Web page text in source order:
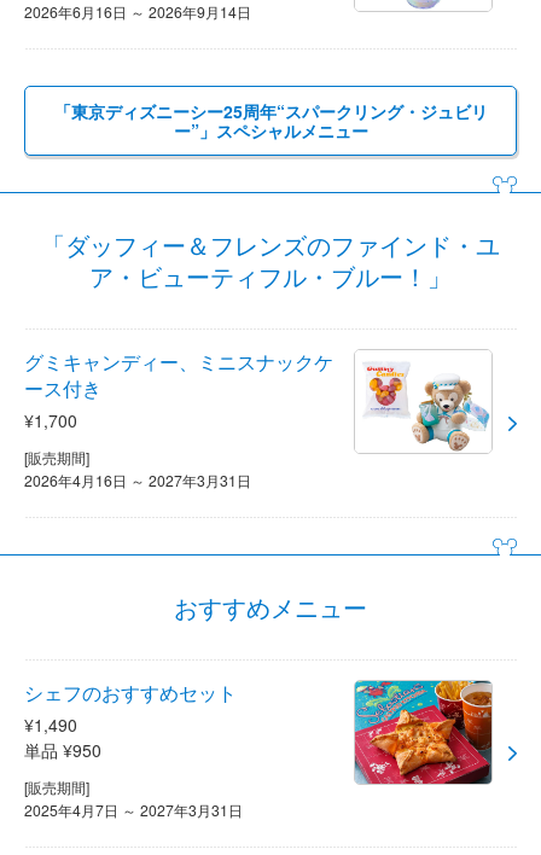
2026年6月16日 ～ 2026年9月14日
「東京ディズニーシー25周年“スパークリング・ジュビリ
ー”」スペシャルメニュー
「ダッフィー＆フレンズのファインド・ユ
ア・ビューティフル・ブルー！」
グミキャンディー、ミニスナックケ
ース付き
¥1,700
[販売期間]
2026年4月16日 ～ 2027年3月31日
おすすめメニュー
シェフのおすすめセット
¥1,490
単品 ¥950
[販売期間]
2025年4月7日 ～ 2027年3月31日